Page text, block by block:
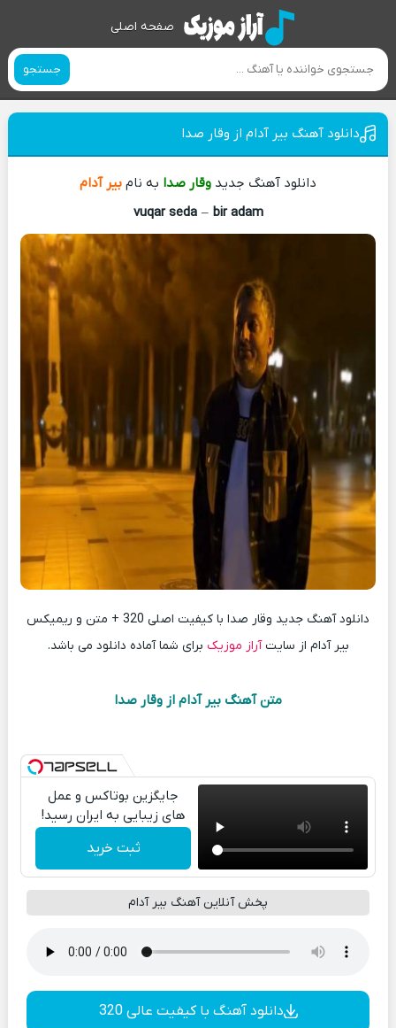
صفحه اصلی
جستجو
دانلود آهنگ بیر آدام از وقار صدا
دانلود آهنگ جدید وقار صدا به نام بیر آدام
vuqar seda – bir adam
دانلود آهنگ جدید وقار صدا با کیفیت اصلی 320 + متن و ریمیکس
بیر آدام از سایتآراز موزیک برای شما آماده دانلود می باشد.
متن آهنگ بیر آدام از وقار صدا
جایگزین بوتاکس و عمل
های زیبایی به ایران رسید!
ثبت خرید
پخش آنلاین آهنگ بیر آدام
دانلود آهنگ با کیفیت عالی 320